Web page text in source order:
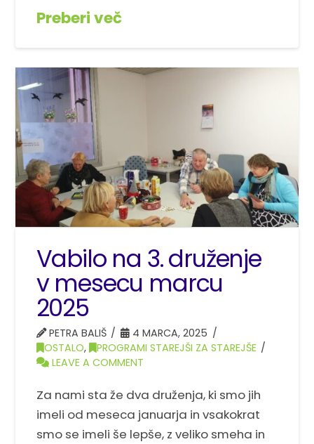
Preberi več
Vabilo na 3. druženje
v mesecu marcu
2025
PETRA BALIŠ
4 MARCA, 2025
OSTALO,
PROGRAMI STAREJŠI ZA STAREJŠE
LEAVE A COMMENT
Za nami sta že dva druženja, ki smo jih
imeli od meseca januarja in vsakokrat
smo se imeli še lepše, z veliko smeha in